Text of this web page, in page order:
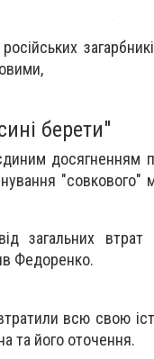
берети"
досягненням
"совкового"
загальних
Федоренко.
всю свою
та його оточення.